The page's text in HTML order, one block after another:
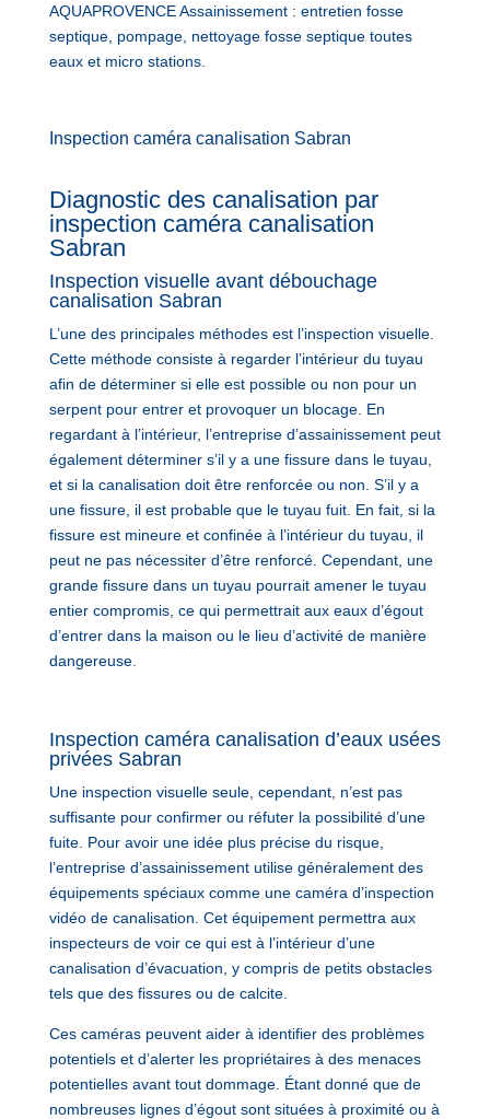
AQUAPROVENCE Assainissement : entretien fosse
septique, pompage, nettoyage fosse septique toutes
eaux et micro stations.
Inspection caméra canalisation Sabran
Diagnostic des canalisation par
inspection caméra canalisation
Sabran
Inspection visuelle avant débouchage
canalisation Sabran
L’une des principales méthodes est l’inspection visuelle.
Cette méthode consiste à regarder l’intérieur du tuyau
afin de déterminer si elle est possible ou non pour un
serpent pour entrer et provoquer un blocage. En
regardant à l’intérieur, l’entreprise d’assainissement peut
également déterminer s’il y a une fissure dans le tuyau,
et si la canalisation doit être renforcée ou non. S’il y a
une fissure, il est probable que le tuyau fuit. En fait, si la
fissure est mineure et confinée à l’intérieur du tuyau, il
peut ne pas nécessiter d’être renforcé. Cependant, une
grande fissure dans un tuyau pourrait amener le tuyau
entier compromis, ce qui permettrait aux eaux d’égout
d’entrer dans la maison ou le lieu d’activité de manière
dangereuse.
Inspection caméra canalisation d’eaux usées
privées Sabran
Une inspection visuelle seule, cependant, n’est pas
suffisante pour confirmer ou réfuter la possibilité d’une
fuite. Pour avoir une idée plus précise du risque,
l’entreprise d’assainissement utilise généralement des
équipements spéciaux comme une caméra d’inspection
vidéo de canalisation. Cet équipement permettra aux
inspecteurs de voir ce qui est à l’intérieur d’une
canalisation d’évacuation, y compris de petits obstacles
tels que des fissures ou de calcite.
Ces caméras peuvent aider à identifier des problèmes
potentiels et d’alerter les propriétaires à des menaces
potentielles avant tout dommage. Étant donné que de
nombreuses lignes d’égout sont situées à proximité ou à